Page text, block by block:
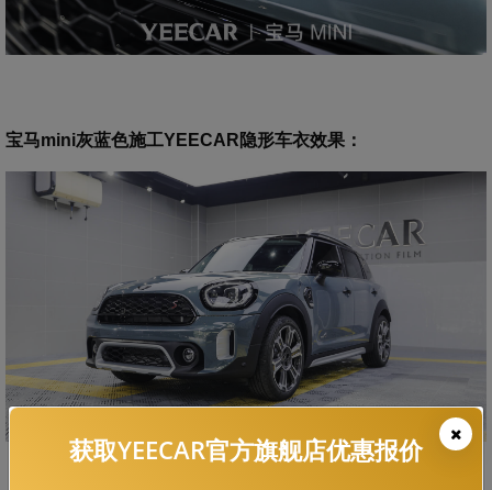
宝马mini灰蓝色施工YEECAR隐形车衣效果 ：
获取YEECAR官方旗舰店优惠报价